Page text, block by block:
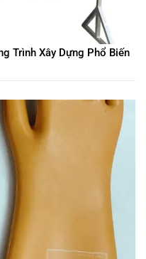
Trình Xây Dựng Phổ Biến